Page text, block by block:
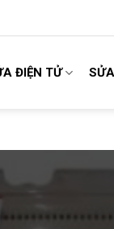
ĐIỆN TỬ